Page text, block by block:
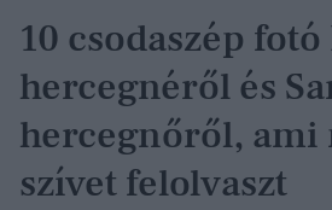
10 csodaszép
hercegnéről és
hercegnőről,
szívet felolvaszt